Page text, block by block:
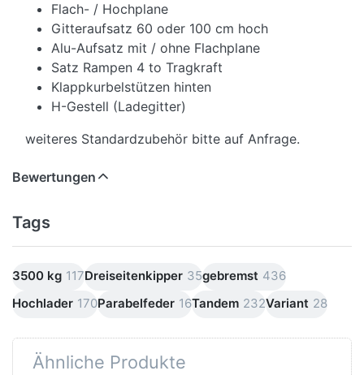
Flach- / Hochplane
Gitteraufsatz 60 oder 100 cm hoch
Alu-Aufsatz mit / ohne Flachplane
Satz Rampen 4 to Tragkraft
Klappkurbelstützen hinten
H-Gestell (Ladegitter)
weiteres Standardzubehör bitte auf Anfrage.
Bewertungen
Tags
3500 kg 117Dreiseitenkipper 35gebremst 436
Hochlader 170Parabelfeder 16Tandem 232Variant 28
Ähnliche Produkte